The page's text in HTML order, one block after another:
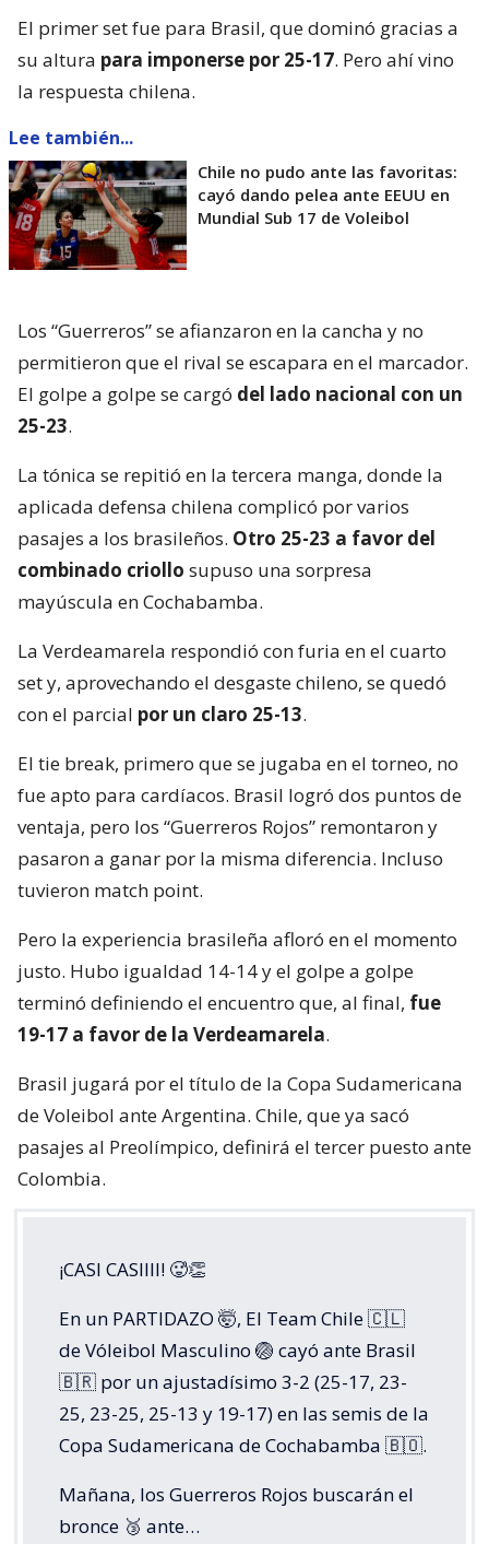
El primer set fue para Brasil, que dominó gracias a
su altura para imponerse por 25-17. Pero ahí vino
la respuesta chilena.
Lee también...
Chile no pudo ante las favoritas:
cayó dando pelea ante EEUU en
Mundial Sub 17 de Voleibol
Los “Guerreros” se afianzaron en la cancha y no
permitieron que el rival se escapara en el marcador.
El golpe a golpe se cargó del lado nacional con un
25-23.
La tónica se repitió en la tercera manga, donde la
aplicada defensa chilena complicó por varios
pasajes a los brasileños. Otro 25-23 a favor del
combinado criollo supuso una sorpresa
mayúscula en Cochabamba.
La Verdeamarela respondió con furia en el cuarto
set y, aprovechando el desgaste chileno, se quedó
con el parcial por un claro 25-13.
El tie break, primero que se jugaba en el torneo, no
fue apto para cardíacos. Brasil logró dos puntos de
ventaja, pero los “Guerreros Rojos” remontaron y
pasaron a ganar por la misma diferencia. Incluso
tuvieron match point.
Pero la experiencia brasileña afloró en el momento
justo. Hubo igualdad 14-14 y el golpe a golpe
terminó definiendo el encuentro que, al final, fue
19-17 a favor de la Verdeamarela.
Brasil jugará por el título de la Copa Sudamericana
de Voleibol ante Argentina. Chile, que ya sacó
pasajes al Preolímpico, definirá el tercer puesto ante
Colombia.
¡CASI CASIIII! 🥵👏
En un PARTIDAZO 🤯, El Team Chile 🇨🇱
de Vóleibol Masculino 🏐 cayó ante Brasil
🇧🇷 por un ajustadísimo 3-2 (25-17, 23-
25, 23-25, 25-13 y 19-17) en las semis de la
Copa Sudamericana de Cochabamba 🇧🇴.
Mañana, los Guerreros Rojos buscarán el
bronce 🥉 ante…